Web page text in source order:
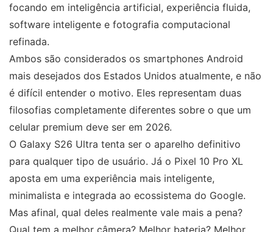
focando em inteligência artificial, experiência fluida,
software inteligente e fotografia computacional
refinada.
Ambos são considerados os smartphones Android
mais desejados dos Estados Unidos atualmente, e não
é difícil entender o motivo. Eles representam duas
filosofias completamente diferentes sobre o que um
celular premium deve ser em 2026.
O Galaxy S26 Ultra tenta ser o aparelho definitivo
para qualquer tipo de usuário. Já o Pixel 10 Pro XL
aposta em uma experiência mais inteligente,
minimalista e integrada ao ecossistema do Google.
Mas afinal, qual deles realmente vale mais a pena?
Qual tem a melhor câmera? Melhor bateria? Melhor